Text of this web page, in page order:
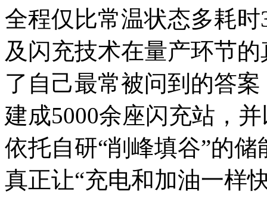
全程仅比常温状态多耗
及闪充技术在量产环节
了自己最常被问到的答
建成5000余座闪充站，
依托自研“削峰填谷”的
真正让“充电和加油一样